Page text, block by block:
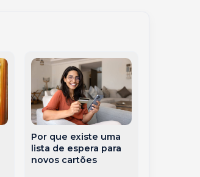
Por que existe uma
lista de espera para
novos cartões